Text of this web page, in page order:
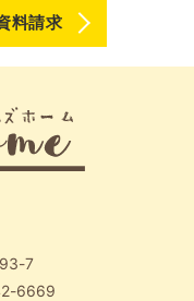
料請求
7
6669